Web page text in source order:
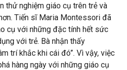
thử nghiệm giáo cụ trên trẻ và
Tiến sĩ Maria Montessori đã
cụ với những đặc tính hết sức
với trẻ. Bà nhận thấy
trí khắc khi cái đó”. Vì vậy, việc
hàng ngày với những giáo cụ